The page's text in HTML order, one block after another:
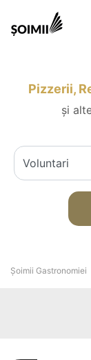
Pizzerii,
și
Șoimii Gastronomiei